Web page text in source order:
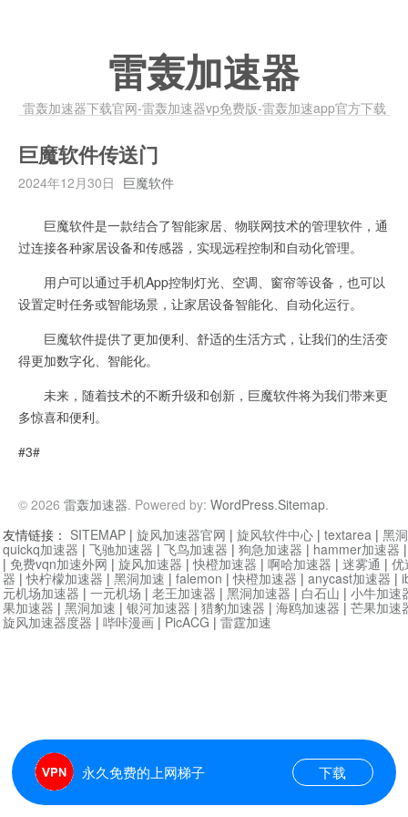
雷轰加速器
雷轰加速器下载官网-雷轰加速器vp免费版-雷轰加速app官方下载
巨魔软件传送门
2024年12月30日 巨魔软件
巨魔软件是一款结合了智能家居、物联网技术的管理软件，通
过连接各种家居设备和传感器，实现远程控制和自动化管理。
用户可以通过手机App控制灯光、空调、窗帘等设备，也可以
设置定时任务或智能场景，让家居设备智能化、自动化运行。
巨魔软件提供了更加便利、舒适的生活方式，让我们的生活变
得更加数字化、智能化。
未来，随着技术的不断升级和创新，巨魔软件将为我们带来更
多惊喜和便利。
#3#
© 2026 雷轰加速器. Powered by: WordPress.Sitemap.
永久免费的上网梯子 下载
友情链接： SITEMAP | 旋风加速器官网 | 旋风软件中心 | textarea | 黑
quickq加速器 | 飞驰加速器 | 飞鸟加速器 | 狗急加速器 | hammer加速器
| 免费vqn加速外网 | 旋风加速器 |快橙加速器 | 啊哈加速器 | 迷雾通 | 优
器 |快柠檬加速器 | 黑洞加速 | falemon |快橙加速器 | anycast加速器 |
元机场加速器 | 一元机场 | 老王加速器 | 黑洞加速器 | 白石山 | 小牛加速
果加速器 | 黑洞加速 | 银河加速器 | 猎豹加速器 | 海鸥加速器 | 芒果加速
旋风加速器度器 | 哔咔漫画 | PicACG | 雷霆加速